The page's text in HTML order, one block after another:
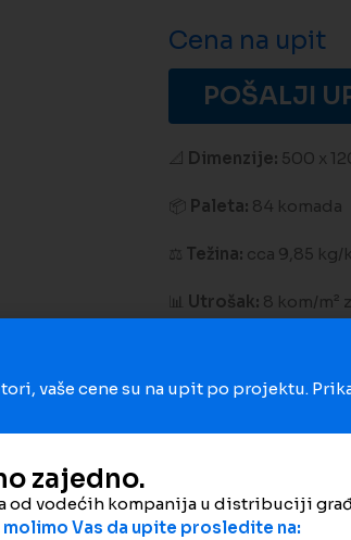
Cena na upit
POŠALJI
📐 Dimenzije: 500 x
📦 Paleta: 84 komada
⚖️ Težina: cca 9,85
📊 Utrošak: 8 kom/m²
Kategorija:Termo
vaše cene su na upit po projektu.
zajedno.
od vodećih kompanija u distribuciji
Vas da upite prosledite na: